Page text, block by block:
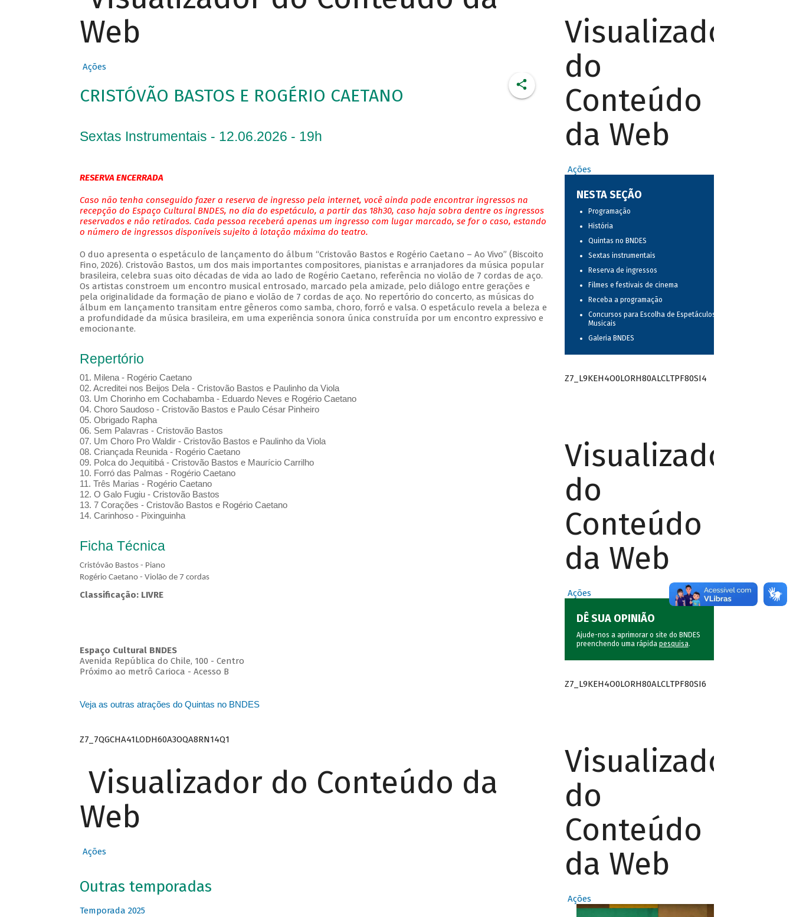
Web
Ações
CRISTÓVÃO BASTOS E ROGÉRIO CAETANO
Sextas Instrumentais - 12.06.2026 - 19h
RESERVA ENCERRADA
Caso não tenha conseguido fazer a reserva de ingresso pela internet, você ainda pode encontrar ingressos na
recepção do Espaço Cultural BNDES, no dia do espetáculo, a partir das 18h30, caso haja sobra dentre os ingressos
reservados e não retirados. Cada pessoa receberá apenas um ingresso com lugar marcado, se for o caso, estando
o número de ingressos disponíveis sujeito à lotação máxima do teatro.
O duo apresenta o espetáculo de lançamento do álbum “Cristovão Bastos e Rogério Caetano – Ao Vivo” (Biscoito
Fino, 2026). Cristovão Bastos, um dos mais importantes compositores, pianistas e arranjadores da música popular
brasileira, celebra suas oito décadas de vida ao lado de Rogério Caetano, referência no violão de 7 cordas de aço.
Os artistas constroem um encontro musical entrosado, marcado pela amizade, pelo diálogo entre gerações e
pela originalidade da formação de piano e violão de 7 cordas de aço. No repertório do concerto, as músicas do
álbum em lançamento transitam entre gêneros como samba, choro, forró e valsa. O espetáculo revela a beleza e
a profundidade da música brasileira, em uma experiência sonora única construída por um encontro expressivo e
emocionante.
Repertório
01. Milena - Rogério Caetano
02. Acreditei nos Beijos Dela - Cristovão Bastos e Paulinho da Viola
03. Um Chorinho em Cochabamba - Eduardo Neves e Rogério Caetano
04. Choro Saudoso - Cristovão Bastos e Paulo César Pinheiro
05. Obrigado Rapha
06. Sem Palavras - Cristovão Bastos
07. Um Choro Pro Waldir - Cristovão Bastos e Paulinho da Viola
08. Criançada Reunida - Rogério Caetano
09. Polca do Jequitibá - Cristovão Bastos e Maurício Carrilho
10. Forró das Palmas - Rogério Caetano
11. Três Marias - Rogério Caetano
12. O Galo Fugiu - Cristovão Bastos
13. 7 Corações - Cristovão Bastos e Rogério Caetano
14. Carinhoso - Pixinguinha
Ficha Técnica
Cristóvão Bastos - Piano
Rogério Caetano - Violão de 7 cordas
Classificação: LIVRE
Espaço Cultural BNDES
Avenida República do Chile, 100 - Centro
Próximo ao metrô Carioca - Acesso B
Veja as outras atrações do Quintas no BNDES
Z7_7QGCHA41LODH60A3OQA8RN14Q1
Visualizador do Conteúdo da
Web
Ações
Outras temporadas
Temporada 2025
Visualizador
do
Conteúdo
da Web
Ações
NESTA SEÇÃO
Programação
História
Quintas no BNDES
Sextas instrumentais
Reserva de ingressos
Filmes e festivais de cinema
Receba a programação
Concursos para Escolha de Espetáculos
Musicais
Galeria BNDES
Z7_L9KEH4O0LORH80ALCLTPF80SI4
Visualizador
do
Conteúdo
da Web
Ações
DÊ SUA OPINIÃO
Ajude-nos a aprimorar o site do BNDES
preenchendo uma rápida pesquisa.
Z7_L9KEH4O0LORH80ALCLTPF80SI6
Visualizador
do
Conteúdo
da Web
Ações